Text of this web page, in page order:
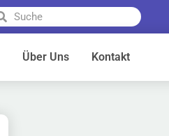
Über Uns Kontakt